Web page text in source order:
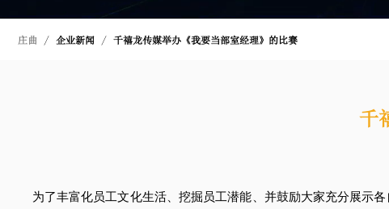
庄曲 企业新闻 千禧龙传媒举办《我要当部室经理》的比赛
千
为了丰富化员工文化生活、挖掘员工潜能、并鼓励大家充分展示